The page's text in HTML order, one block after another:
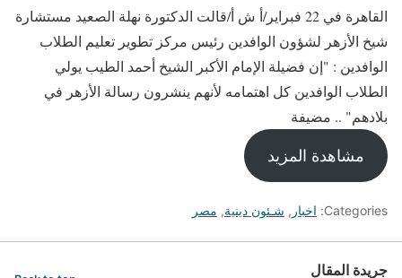
القاهرة في 22 فبراير/أ ش أ/قالت الدكتورة نهلة الصعيد مستشارة
شيخ الأزهر لشؤون الوافدين رئيس مركز تطوير تعليم الطلاب
الوافدين : "إن فضيلة الإمام الأكبر الشيخ أحمد الطيب يولي
الطلاب الوافدين كل اهتمامه لأنهم ينشرون رسالة الأزهر في
بلادهم" .. مضيفة
مشاهدة المزيد
Categories: اخبار , شـئون دينية, مصر
جريدة المقال